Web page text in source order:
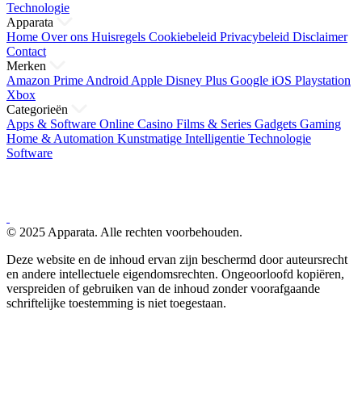
Technologie
Apparata
Home Over ons Huisregels Cookiebeleid Privacybeleid Disclaimer
Contact
Merken
Amazon Prime Android Apple Disney Plus Google iOS Playstation
Xbox
Categorieën
Apps & Software Online Casino Films & Series Gadgets Gaming
Home & Automation Kunstmatige Intelligentie Technologie
Software
© 2025 Apparata. Alle rechten voorbehouden.
Deze website en de inhoud ervan zijn beschermd door auteursrecht
en andere intellectuele eigendomsrechten. Ongeoorloofd kopiëren,
verspreiden of gebruiken van de inhoud zonder voorafgaande
schriftelijke toestemming is niet toegestaan.